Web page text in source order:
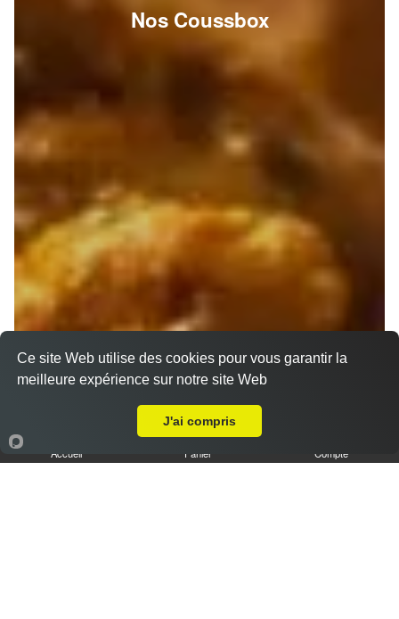
Nos Coussbox
Accueil Panier Compte
Ce site Web utilise des cookies pour vous garantir la
meilleure expérience sur notre site Web
J'ai compris